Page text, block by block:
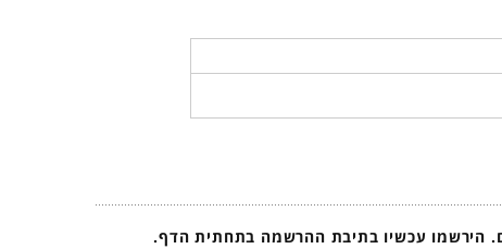
הירשמו עכשיו בתיבת ההרשמה בתחתית הדף.